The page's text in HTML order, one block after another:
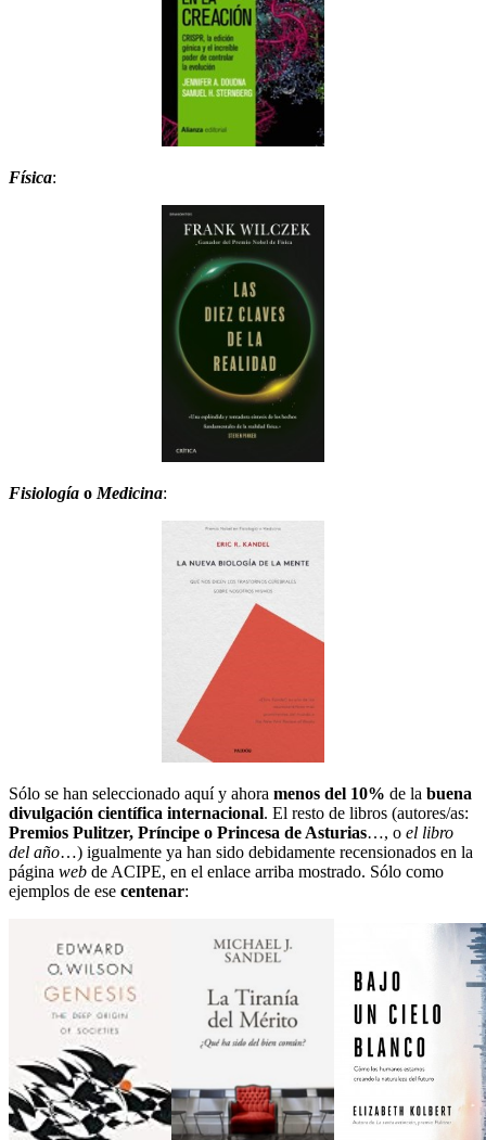
Física:
Fisiología o Medicina:
Sólo se han seleccionado aquí y ahora menos del 10% de la buena
divulgación científica internacional. El resto de libros (autores/as:
Premios Pulitzer, Príncipe o Princesa de Asturias…, o el libro
del año…) igualmente ya han sido debidamente recensionados en la
página web de ACIPE, en el enlace arriba mostrado. Sólo como
ejemplos de ese centenar: